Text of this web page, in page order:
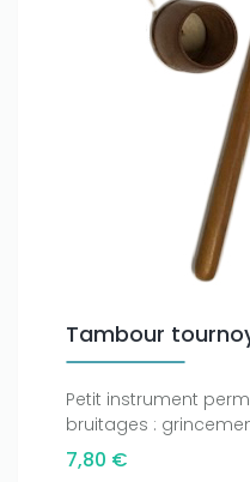
Tambour
Petit instrument
bruitages :
7,80 €